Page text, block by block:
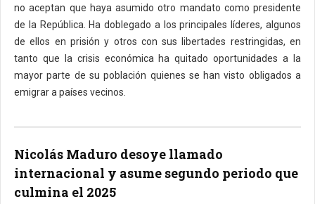
no aceptan que haya asumido otro mandato como presidente
de la República. Ha doblegado a los principales líderes, algunos
de ellos en prisión y otros con sus libertades restringidas, en
tanto que la crisis económica ha quitado oportunidades a la
mayor parte de su población quienes se han visto obligados a
emigrar a países vecinos.
Nicolás Maduro desoye llamado
internacional y asume segundo periodo que
culmina el 2025